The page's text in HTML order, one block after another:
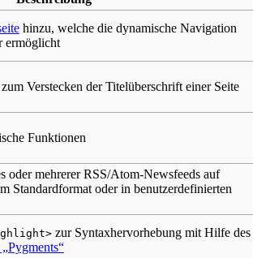
hinzu, welche die dynamische Navigation
ermöglicht
Verstecken der Titelüberschrift einer Seite
Funktionen
oder mehrerer RSS/Atom-Newsfeeds auf
Standardformat oder in benutzerdefinierten
zur Syntaxhervorhebung mit Hilfe des